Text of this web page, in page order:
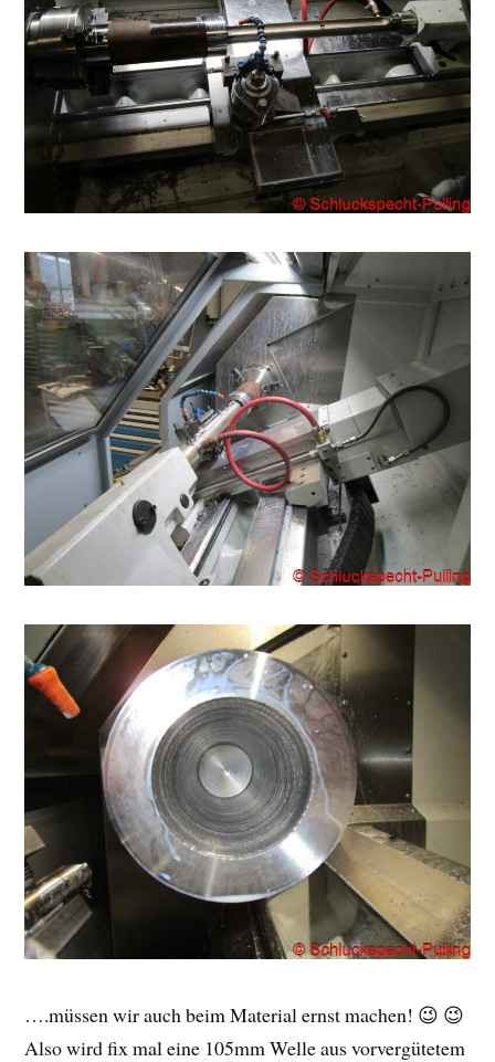
….müssen wir auch beim Material ernst machen! 😉 😉
Also wird fix mal eine 105mm Welle aus vorvergütetem